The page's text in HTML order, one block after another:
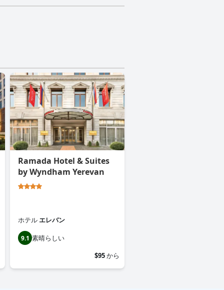
Ramada Hotel & Suites
by Wyndham Yerevan
ホテル エレバン
9.1 素晴らしい
$95から